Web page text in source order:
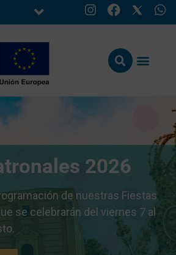
2026
de nuestras Fiestas
se celebrarán del viernes 7 al